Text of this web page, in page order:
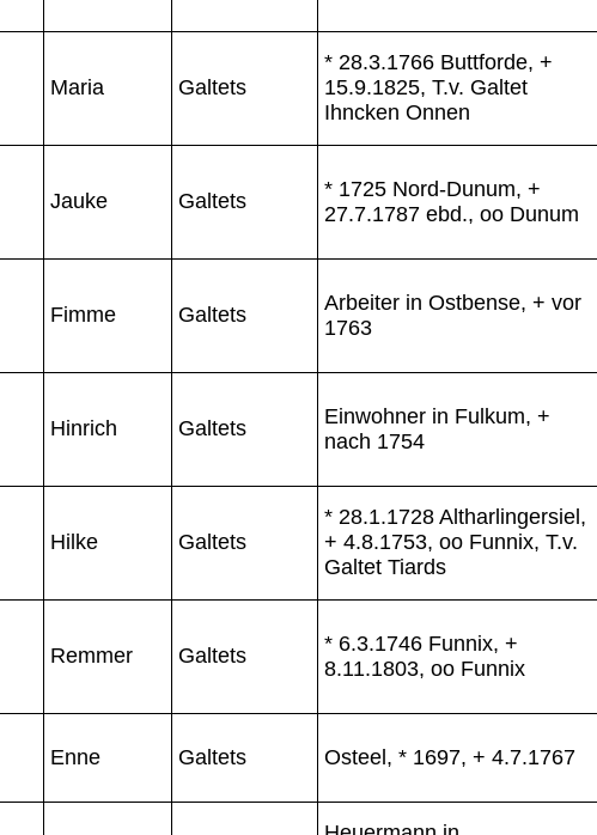
Maria Galtets
* 28.3.1766 Buttforde, +
15.9.1825, T.v. Galtet
Ihncken Onnen
Jauke Galtets
* 1725 Nord-Dunum, +
27.7.1787 ebd., oo Dunum
Fimme Galtets
Arbeiter in Ostbense, + vor
1763
Hinrich Galtets
Einwohner in Fulkum, +
nach 1754
Hilke Galtets
* 28.1.1728 Altharlingersiel,
+ 4.8.1753, oo Funnix, T.v.
Galtet Tiards
Remmer Galtets
* 6.3.1746 Funnix, +
8.11.1803, oo Funnix
Enne Galtets Osteel, * 1697, + 4.7.1767